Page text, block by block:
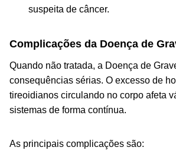
suspeita de câncer.
Complicações da Doença de
Quando não tratada, a Doença de
consequências sérias. O excesso de
tireoidianos circulando no corpo afeta
sistemas de forma contínua.
As principais complicações são: